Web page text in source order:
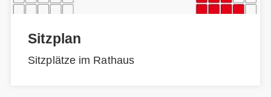
Sitzplan
Sitzplätze im Rathaus